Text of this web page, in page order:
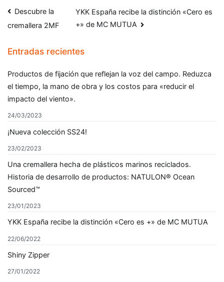
Descubre la
cremallera 2MF
YKK España recibe la distinción «Cero es
+» de MC MUTUA
Entradas recientes
Productos de fijación que reflejan la voz del campo. Reduzca
el tiempo, la mano de obra y los costos para «reducir el
impacto del viento».
24/03/2023
¡Nueva colección SS24!
23/02/2023
Una cremallera hecha de plásticos marinos reciclados.
Historia de desarrollo de productos: NATULON® Ocean
Sourced™
23/01/2023
YKK España recibe la distinción «Cero es +» de MC MUTUA
22/06/2022
Shiny Zipper
27/01/2022